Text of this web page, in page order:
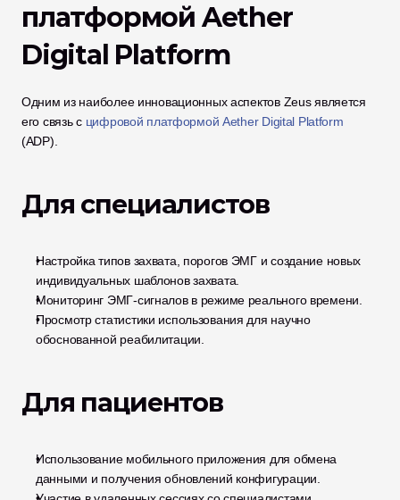
платформой Aether
Digital Platform
Одним из наиболее инновационных аспектов Zeus является
его связь с цифровой платформой Aether Digital Platform
(ADP).
Для специалистов
Настройка типов захвата, порогов ЭМГ и создание новых
индивидуальных шаблонов захвата.
Мониторинг ЭМГ-сигналов в режиме реального времени.
Просмотр статистики использования для научно
обоснованной реабилитации.
Для пациентов
Использование мобильного приложения для обмена
данными и получения обновлений конфигурации.